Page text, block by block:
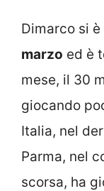
Dimarco si
marzo ed è
mese, il 30
giocando
Italia, nel
Parma, nel
scorsa, ha